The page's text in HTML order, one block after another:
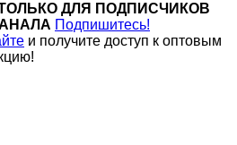
ДЛЯ ПОДПИСЧИКОВ
Подпишитесь!
и получите доступ к оптовым